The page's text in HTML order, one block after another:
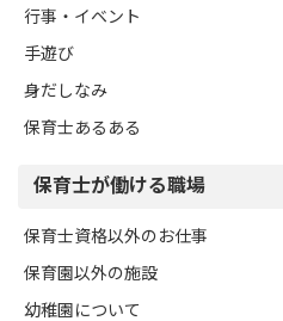
行事・イベント
手遊び
身だしなみ
保育士あるある
保育士が働ける職場
保育士資格以外のお仕事
保育園以外の施設
幼稚園について